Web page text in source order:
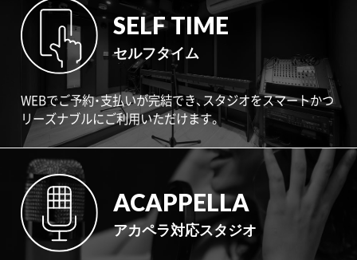
SELF TIME
セルフタイム
WEBでご予約・支払いが完結でき、スタジオをスマートかつ
リーズナブルにご利用いただけます。
ACAPPELLA
アカペラ対応スタジオ